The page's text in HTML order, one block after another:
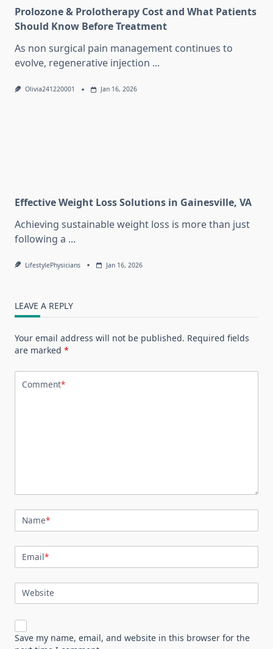
Prolozone & Prolotherapy Cost and What Patients
Should Know Before Treatment
As non surgical pain management continues to
evolve, regenerative injection ...
Olivia241220001 Jan 16, 2026
Effective Weight Loss Solutions in Gainesville, VA
Achieving sustainable weight loss is more than just
following a ...
LifestylePhysicians Jan 16, 2026
LEAVE A REPLY
Your email address will not be published. Required fields
are marked *
Comment*
Name*
Email*
Website
Save my name, email, and website in this browser for the